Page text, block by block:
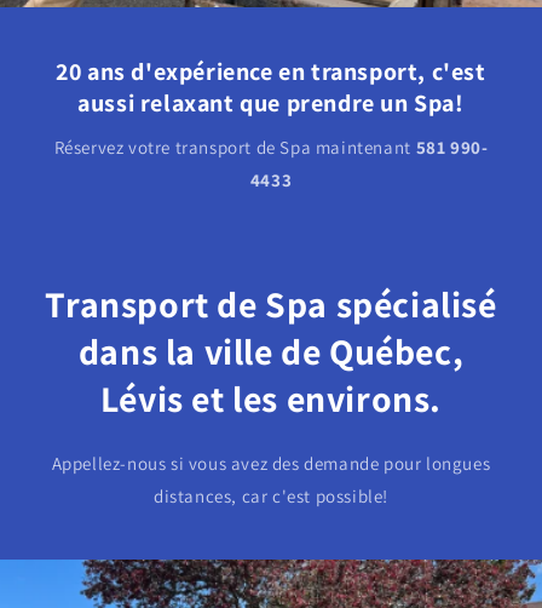
20 ans d'expérience en transport, c'est
aussi relaxant que prendre un Spa!
Réservez votre transport de Spa maintenant 581 990-
4433
Transport de Spa spécialisé
dans la ville de Québec,
Lévis et les environs.
Appellez-nous si vous avez des demande pour longues
distances, car c'est possible!